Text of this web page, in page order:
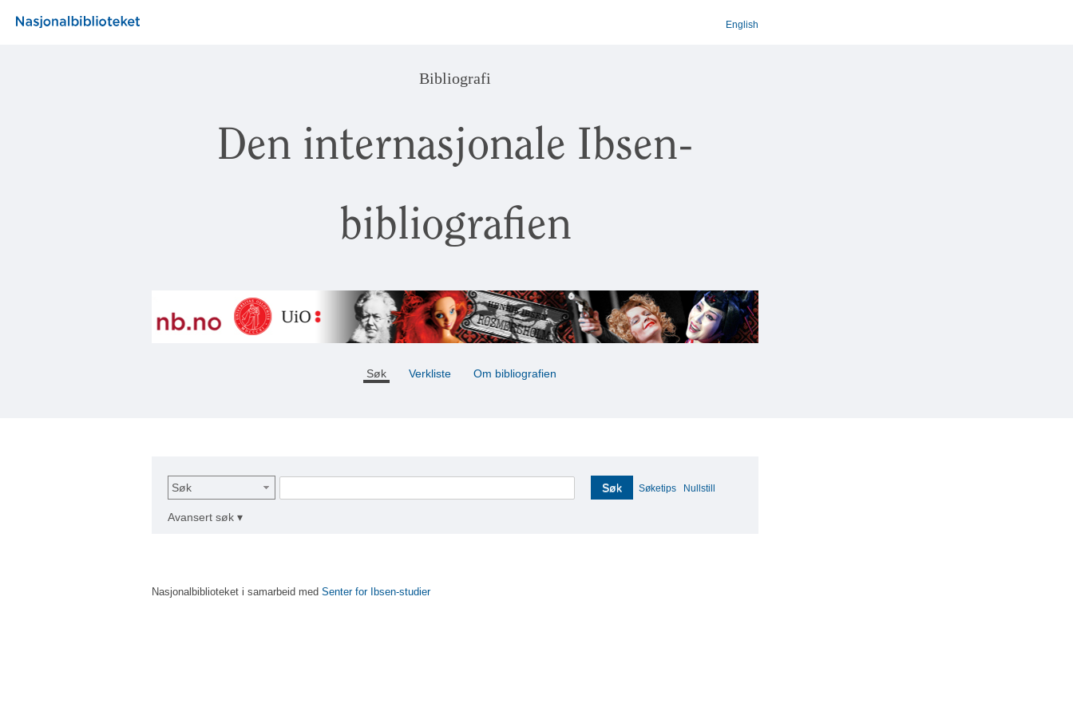
English
Bibliografi
Den internasjonale Ibsen-
bibliografien
Søk Verkliste Om bibliografien
Søk Søk Søketips Nullstill
Avansert søk ▾
Nasjonalbiblioteket i samarbeid med Senter for Ibsen-studier